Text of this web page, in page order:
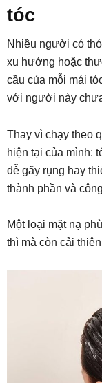
tóc
Nhiều người có
xu hướng hoặc
cầu của mỗi mái
với người này
Thay vì chạy theo
hiện tại của mình:
dễ gãy rụng hay
thành phần và
Một loại mặt nạ
thì mà còn cải